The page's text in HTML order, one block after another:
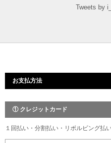
Tweets by
お支払方法
① クレジットカード
１回払い・分割払い・リボルビング払